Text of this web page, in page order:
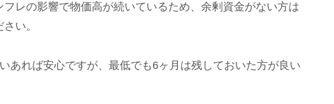
レの影響で物価高が続いているため、余剰資金がない方は
い。
あれば安心ですが、最低でも6ヶ月は残しておいた方が良い